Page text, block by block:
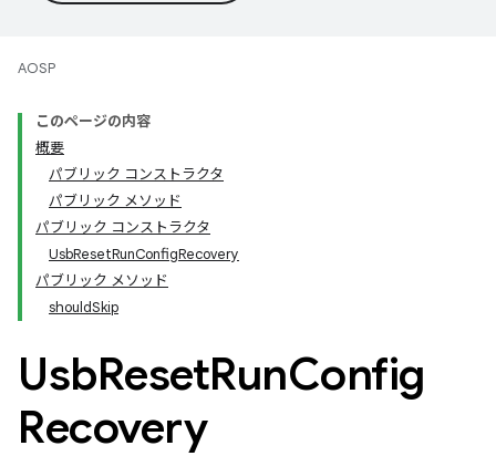
AOSP
このページの内容
概要
パブリック コンストラクタ
パブリック メソッド
パブリック コンストラクタ
UsbResetRunConfigRecovery
パブリック メソッド
shouldSkip
UsbResetRunConfig
Recovery